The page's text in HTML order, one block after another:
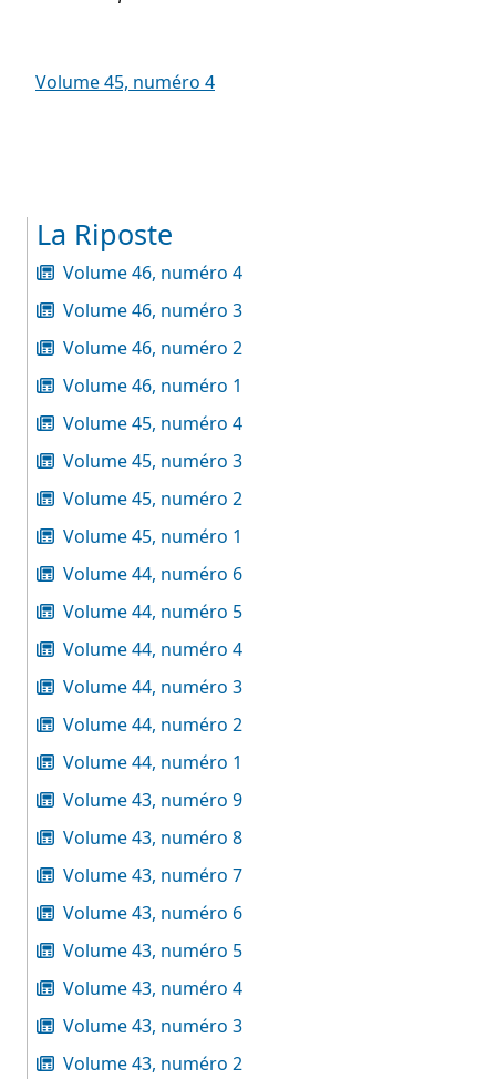
Volume 45, numéro 4
La Riposte
Volume 46, numéro 4
Volume 46, numéro 3
Volume 46, numéro 2
Volume 46, numéro 1
Volume 45, numéro 4
Volume 45, numéro 3
Volume 45, numéro 2
Volume 45, numéro 1
Volume 44, numéro 6
Volume 44, numéro 5
Volume 44, numéro 4
Volume 44, numéro 3
Volume 44, numéro 2
Volume 44, numéro 1
Volume 43, numéro 9
Volume 43, numéro 8
Volume 43, numéro 7
Volume 43, numéro 6
Volume 43, numéro 5
Volume 43, numéro 4
Volume 43, numéro 3
Volume 43, numéro 2